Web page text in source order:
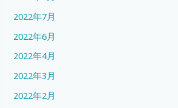
2022年7月
2022年6月
2022年4月
2022年3月
2022年2月